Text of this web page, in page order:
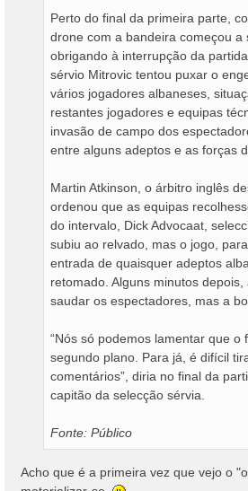
Perto do final da primeira parte,
drone com a bandeira começou a
obrigando à interrupção da
sérvio Mitrovic tentou puxar o
vários jogadores albaneses,
restantes jogadores e equipas
invasão de campo dos
entre alguns adeptos e as forças
Martin Atkinson, o árbitro inglês
ordenou que as equipas
do intervalo, Dick Advocaat,
subiu ao relvado, mas o jogo,
entrada de quaisquer adeptos
retomado. Alguns minutos
saudar os espectadores, mas a
“Nós só podemos lamentar que o
segundo plano. Para já, é difícil
comentários”, diria no final da
capitão da selecção sérvia.
Fonte: Público
Acho que é a primeira vez que vejo o